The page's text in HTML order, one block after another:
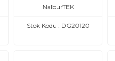
NalburTEK
Stok Kodu : DG20120